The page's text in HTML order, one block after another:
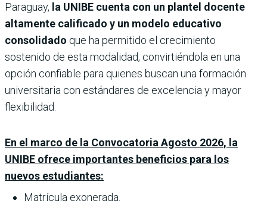
Paraguay, la UNIBE cuenta con un plantel docente
altamente calificado y un modelo educativo
consolidado que ha permitido el crecimiento
sostenido de esta modalidad, convirtiéndola en una
opción confiable para quienes buscan una formación
universitaria con estándares de excelencia y mayor
flexibilidad.
En el marco de la Convocatoria Agosto 2026, la
UNIBE ofrece importantes beneficios para los
nuevos estudiantes:
Matrícula exonerada.